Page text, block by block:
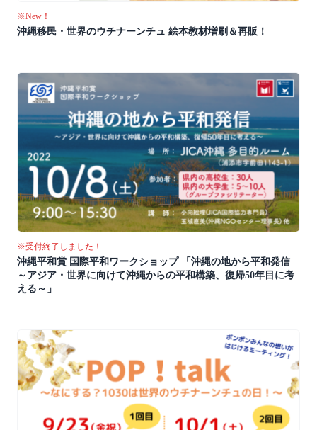
※New！
沖縄移民・世界のウチナーンチュ 絵本教材増刷＆再販！
※受付終了しました！
沖縄平和賞 国際平和ワークショップ 「沖縄の地から平和発信
～アジア・世界に向けて沖縄からの平和構築、復帰50年目に考
える～」